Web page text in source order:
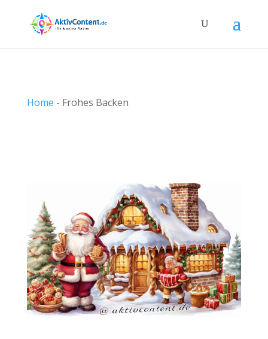
Home - Frohes Backen